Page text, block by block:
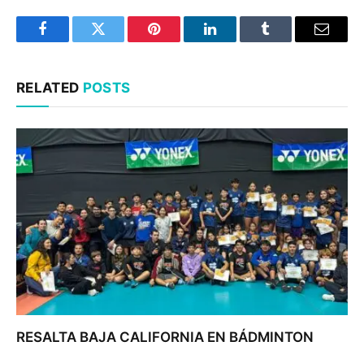
FacebookTwitter Pinterest LinkedInTumblr Email
RELATED POSTS
RESALTA BAJA CALIFORNIA EN BÁDMINTON